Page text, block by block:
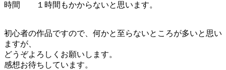
時間 １時間もかからないと思います。
初心者の作品ですので、何かと至らないところが多いと思い
ますが、
どうぞよろしくお願いします。
感想お待ちしています。